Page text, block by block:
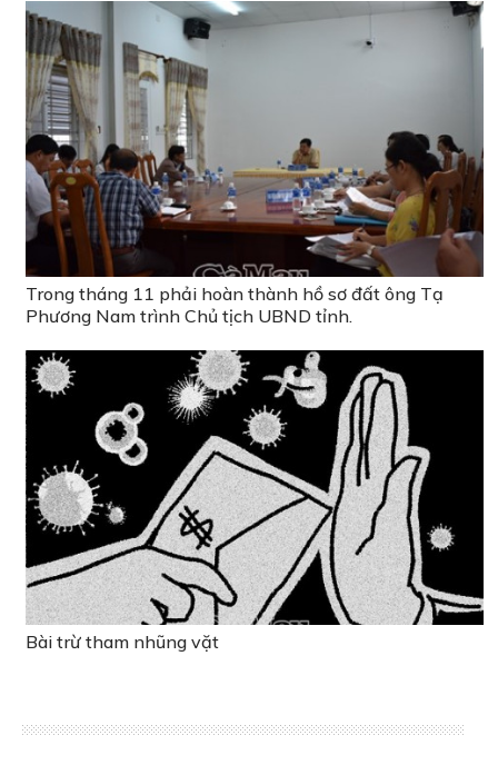
Trong tháng 11 phải hoàn thành hồ sơ đất ông Tạ
Phương Nam trình Chủ tịch UBND tỉnh.
Bài trừ tham nhũng vặt